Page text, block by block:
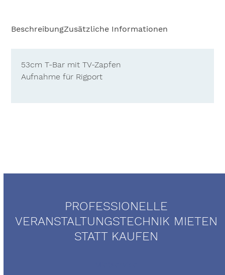
BeschreibungZusätzliche Informationen
53cm T-Bar mit TV-Zapfen
Aufnahme für Rigport
PROFESSIONELLE
VERANSTALTUNGSTECHNIK MIETEN
STATT KAUFEN